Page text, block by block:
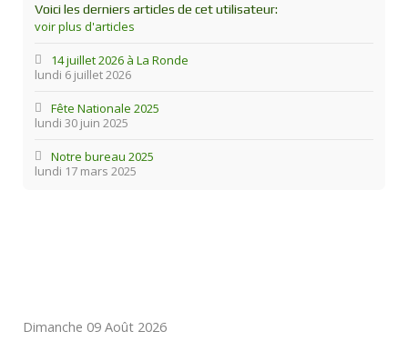
Voici les derniers articles de cet utilisateur:
voir plus d'articles
lundi 6 juillet 2026
14 juillet 2026 à La Ronde
lundi 30 juin 2025
Fête Nationale 2025
lundi 17 mars 2025
Notre bureau 2025
Dimanche 09 Août 2026